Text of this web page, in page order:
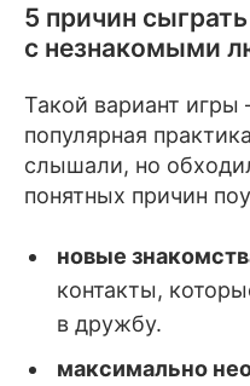
5 причин
с незнакомыми
Такой вариант игры
популярная
слышали, но
понятных причин
новые
контакты,
в дружбу.
максимально